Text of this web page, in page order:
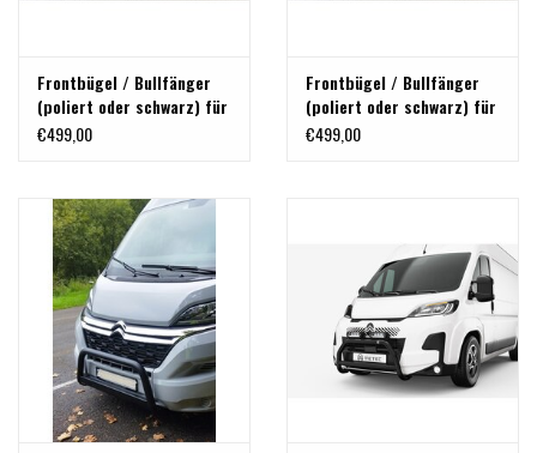
Frontbügel / Bullfänger
(poliert oder schwarz) für
PEUGEOT BOXER 2024+
€499,00
Frontbügel / Bullfänger
(poliert oder schwarz) für
CITROEN JUMPER 2024+
€499,00